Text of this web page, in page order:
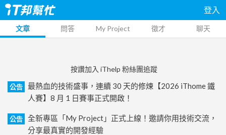
登入
文章 問答 My Project 徵才 聊天
按讚加入 iThelp 粉絲團追蹤
公告
最熱血的技術盛事，連續 30 天的修煉【2026 iThome 鐵
人賽】8 月 1 日賽事正式開啟！
公告
全新專區「My Project」正式上線！邀請你用技術交流，
分享最真實的開發經驗